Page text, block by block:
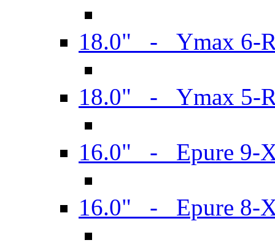
18.0" - Ymax 6-
18.0" - Ymax 5-
16.0" - Epure 9-
16.0" - Epure 8-